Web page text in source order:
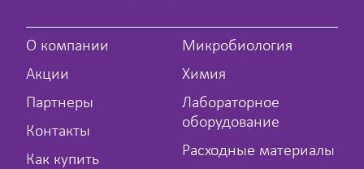
О компании
Акции
Партнеры
Контакты
Как купить
Микробиология
Химия
Лабораторное
оборудование
Расходные материалы